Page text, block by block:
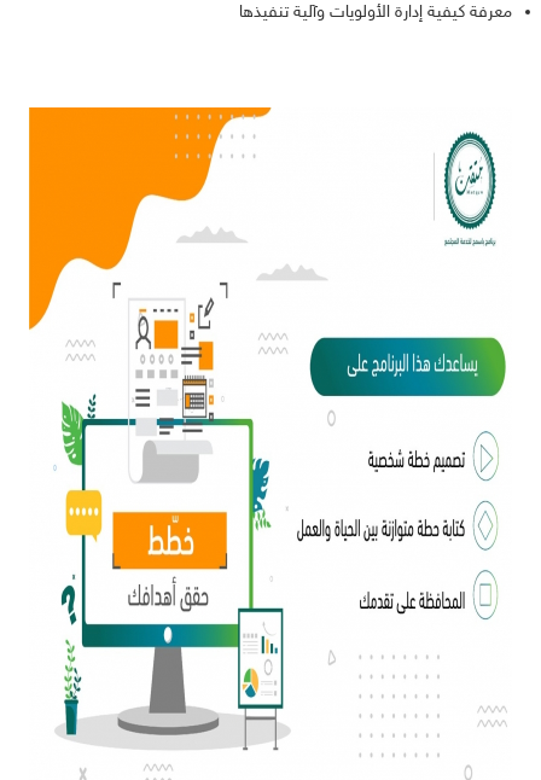
معرفة كيفية إدارة الأولويات وآلية تنفيذها